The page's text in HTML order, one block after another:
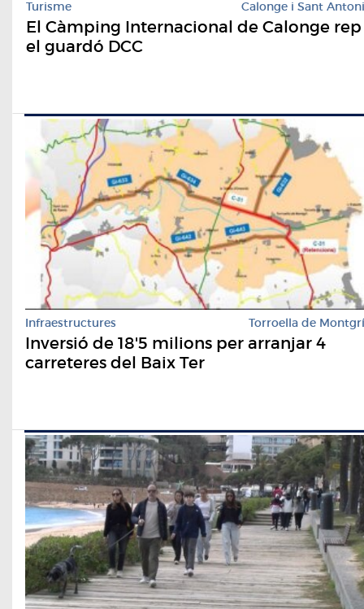
Turisme Calonge i Sant Antoni
El Càmping Internacional de Calonge rep
el guardó DCC
Infraestructures Torroella de Montgrí
Inversió de 18'5 milions per arranjar 4
carreteres del Baix Ter